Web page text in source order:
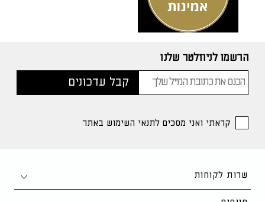
הרשמו לניוזלטר שלנו
קראתי ואני מסכים לתנאי השימוש באתר
שרות לקוחות